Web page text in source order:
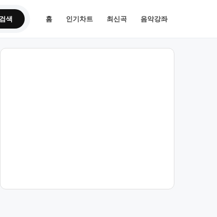
색 홈 인기차트 최신곡 음악강좌